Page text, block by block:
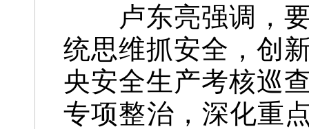
卢东亮强调，要
统思维抓安全，创
央安全生产考核巡
专项整治，深化重